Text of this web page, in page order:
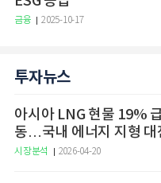
금융 2025-10-17
투자뉴스
아시아 LNG 현물 19%
동…국내 에너지 지형 대
시장분석 2026-04-20